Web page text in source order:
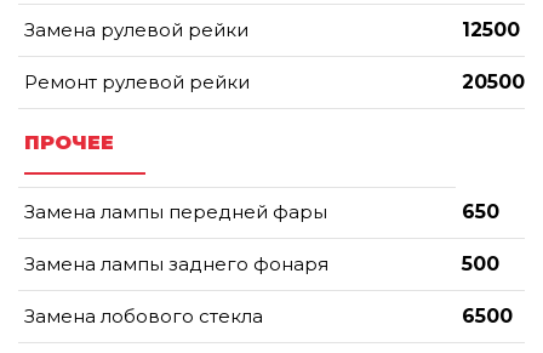
Замена рулевой рейки 12500
Ремонт рулевой рейки 20500
ПРОЧЕЕ
Замена лампы передней фары 650
Замена лампы заднего фонаря 500
Замена лобового стекла 6500